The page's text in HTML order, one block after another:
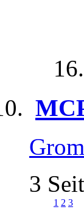
3
1 2 3